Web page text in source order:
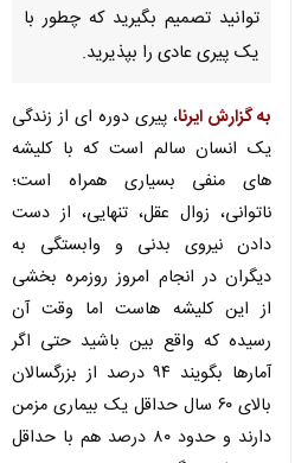
توانید تصمیم بگیرید که چطور با
یک پیری عادی را بپذیرید.
به گزارش ایرنا، پیری دوره ای از زندگی
یک انسان سالم است که با کلیشه
های منفی بسیاری همراه است؛
ناتوانی، زوال عقل، تنهایی، از دست
دادن نیروی بدنی و وابستگی به
دیگران در انجام امروز روزمره بخشی
از این کلیشه هاست اما وقت آن
رسیده که واقع بین باشید حتی اگر
آمارها بگویند ۹۴ درصد از بزرگسالان
بالای ۶۰ سال حداقل یک بیماری مزمن
دارند و حدود ۸۰ درصد هم با حداقل